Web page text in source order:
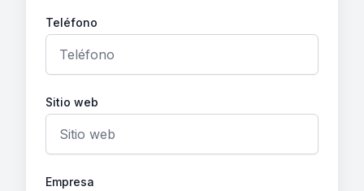
Teléfono
Sitio web
Empresa